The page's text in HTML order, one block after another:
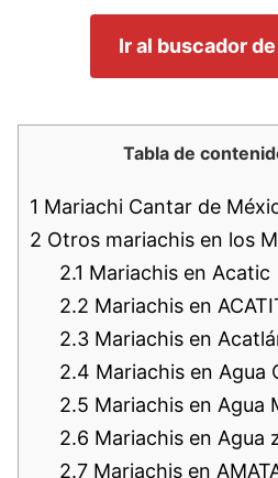
Ir al buscador
Tabla de
1 Mariachi Cantar de
2 Otros mariachis en los
2.1 Mariachis en Acatic
2.2 Mariachis en
2.3 Mariachis en
2.4 Mariachis en Agua
2.5 Mariachis en Agua
2.6 Mariachis en Agua
2.7 Mariachis en